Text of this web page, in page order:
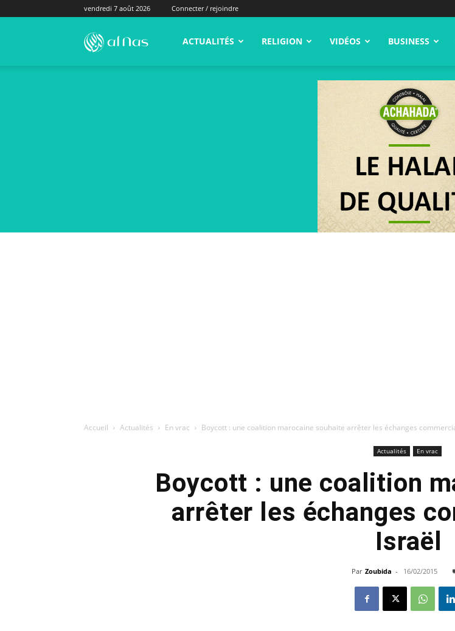
vendredi 7 août 2026 Connecter / rejoindre
alNas.fr ACTUALITÉS RELIGION VIDÉOS BUSINESS
Accueil Actualités En vrac Boycott : une coalition marocaine souhaite arrêter les échanges
Actualités En vrac
Boycott : une coalition
arrêter les échanges
Israël
Par Zoubida - 16/02/2015